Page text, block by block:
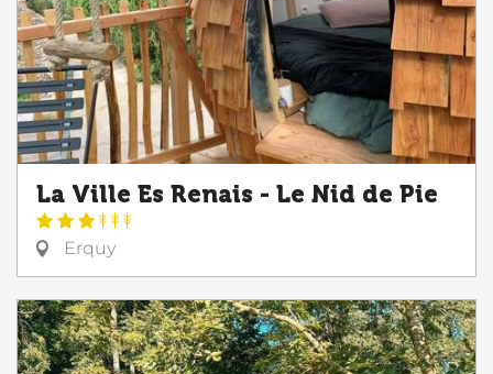
La Ville Es Renais - Le Nid de Pie
Erquy